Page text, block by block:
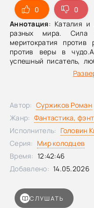
0
0
Аннотация: Каталия и
разных мира.
меритократия против
против веры в
успешный писатель,
неудачном дуэльном
Нищета вынуждает его
распутать нити тайн,
Дорт служит в
родился не камнем, а
невысок и
стороной. Дитрих
отставке. Как тут перст
СЛУШАТЬ
Автор: Суржиков Роман
Жанр: Фантастика,
Исполнитель: Головин
Серия: Мир колодцев
Время: 12:42:46
Добавлено: 14.05.2026